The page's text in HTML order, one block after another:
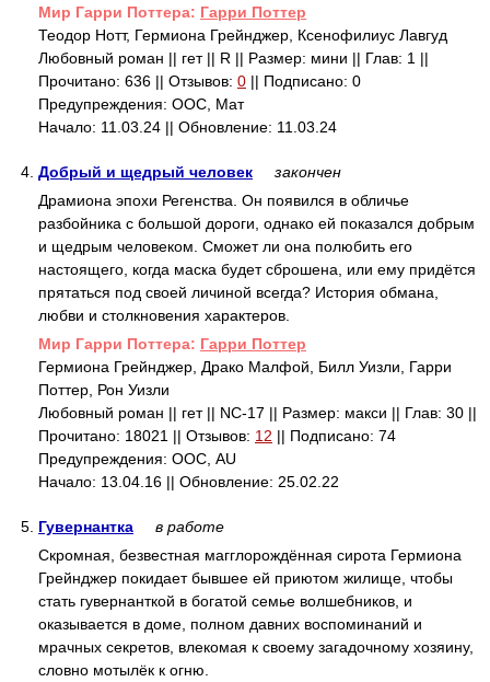
Mир Гарри Поттера: Гарри Поттер
Теодор Нотт, Гермиона Грейнджер, Ксенофилиус Лавгуд
Любовный роман || гет || R || Размер: мини || Глав: 1 ||
Прочитано: 636 || Отзывов: 0 || Подписано: 0
Предупреждения: ООС, Мат
Начало: 11.03.24 || Обновление: 11.03.24
4. Добрый и щедрый человек
закончен
Драмиона эпохи Регенства. Он появился в обличье
разбойника с большой дороги, однако ей показался добрым
и щедрым человеком. Сможет ли она полюбить его
настоящего, когда маска будет сброшена, или ему придётся
прятаться под своей личиной всегда? История обмана,
любви и столкновения характеров.
Mир Гарри Поттера: Гарри Поттер
Гермиона Грейнджер, Драко Малфой, Билл Уизли, Гарри
Поттер, Рон Уизли
Любовный роман || гет || NC-17 || Размер: макси || Глав: 30 ||
Прочитано: 18021 || Отзывов: 12 || Подписано: 74
Предупреждения: ООС, AU
Начало: 13.04.16 || Обновление: 25.02.22
5. Гувернантка
в работе
Скромная, безвестная магглорождённая сирота Гермиона
Грейнджер покидает бывшее ей приютом жилище, чтобы
стать гувернанткой в богатой семье волшебников, и
оказывается в доме, полном давних воспоминаний и
мрачных секретов, влекомая к своему загадочному хозяину,
словно мотылёк к огню.